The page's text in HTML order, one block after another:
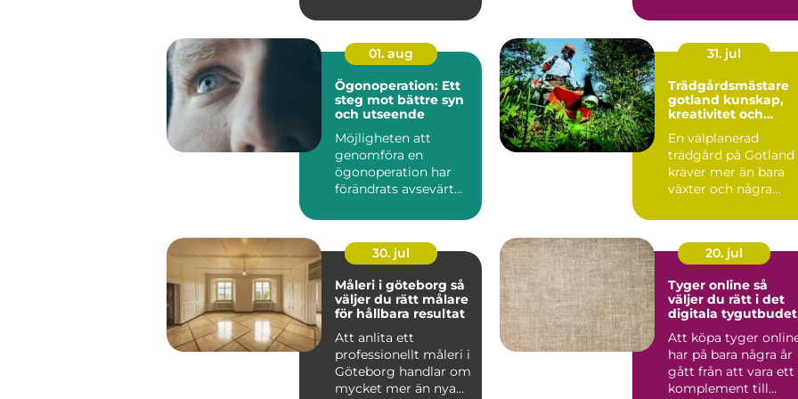
fasad...
01. aug
Ögonoperation: Ett
steg mot bättre syn
och utseende
Möjligheten att
genomföra en
ögonoperation har
förändrats avsevärt
31. jul
Trädgårdsmästare
gotland kunskap,
kreativitet och
En välplanerad
trädgård på Gotland
kräver mer än bara
växter och några
salt ...
30. jul
Måleri i göteborg så
väljer du rätt målare
för hållbara resultat
Att anlita ett
professionellt måleri i
Göteborg handlar om
mycket mer än nya
20. jul
Tyger online så
väljer du rätt i det
digitala tygutbudet
Att köpa tyger
har på bara några år
gått från att vara ett
komplement till